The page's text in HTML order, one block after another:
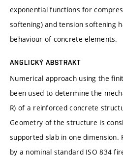
exponential functions for
softening) and tension softening
behaviour of concrete elements.
ANGLICKÝ ABSTRAKT
Numerical approach using the
been used to determine the
R) of a reinforced concrete
Geometry of the structure is
supported slab in one dimension.
by a nominal standard ISO 834